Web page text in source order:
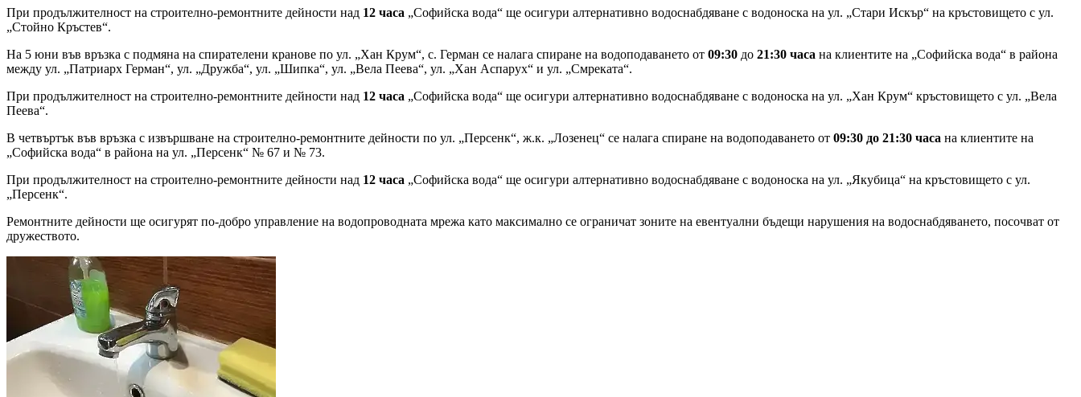
При продължителност на строително-ремонтните дейности над 12 часа „Софийска вода“ ще осигури алтернативно водоснабдяване с водоноска на ул. „Стари Искър“ на кръстовището с ул.
„Стойно Кръстев“.
На 5 юни във връзка с подмяна на спирателени кранове по ул. „Хан Крум“, с. Герман се налага спиране на водоподаването от 09:30 до 21:30 часа на клиентите на „Софийска вода“ в района
между ул. „Патриарх Герман“, ул. „Дружба“, ул. „Шипка“, ул. „Вела Пеева“, ул. „Хан Аспарух“ и ул. „Смреката“.
При продължителност на строително-ремонтните дейности над 12 часа „Софийска вода“ ще осигури алтернативно водоснабдяване с водоноска на ул. „Хан Крум“ кръстовището с ул. „Вела
Пеева“.
В четвъртък във връзка с извършване на строително-ремонтните дейности по ул. „Персенк“, ж.к. „Лозенец“ се налага спиране на водоподаването от 09:30 до 21:30 часа на клиентите на
„Софийска вода“ в района на ул. „Персенк“ № 67 и № 73.
При продължителност на строително-ремонтните дейности над 12 часа „Софийска вода“ ще осигури алтернативно водоснабдяване с водоноска на ул. „Якубица“ на кръстовището с ул.
„Персенк“.
Ремонтните дейности ще осигурят по-добро управление на водопроводната мрежа като максимално се ограничат зоните на евентуални бъдещи нарушения на водоснабдяването, посочват от
дружеството.